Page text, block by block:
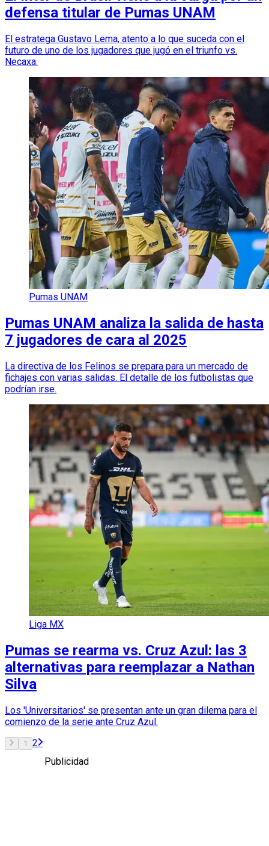
defensa titular de Pumas UNAM
El estratega Gustavo Lema, atento a lo que suceda con el
futuro de uno de los jugadores que jugó en el triunfo vs.
Necaxa.
Pumas UNAM
Pumas UNAM analiza la salida de hasta
7 jugadores de cara al 2025
La directiva de los Felinos se prepara para un mercado de
fichajes con varias salidas. El detalle de los futbolistas que
podrían irse.
Liga MX
Pumas se rearma vs. Cruz Azul: las 3
alternativas para reemplazar a Nathan
Silva
Los 'Universitarios' se presentan ante un gran dilema para el
comienzo de la serie ante Cruz Azul.
1
2
Publicidad